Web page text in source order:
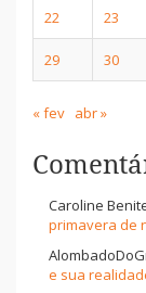
22 23
29 30
« fev abr »
Caroline
primavera de
e sua